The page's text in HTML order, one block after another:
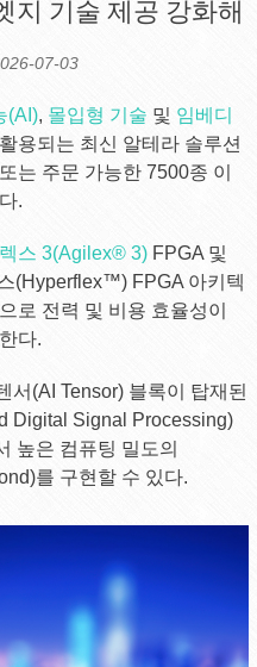
지 기술 제공 강화해
07-03
(AI), 몰입형 기술 및 임베디
용되는 최신 알테라 솔루션
는 주문 가능한 7500종 이
.
스 3(Agilex® 3)FPGA 및
(Hyperflex™) FPGA 아키텍
로 전력 및 비용 효율성이
다.
서(AI Tensor) 블록이 탑재된
Digital Signal Processing)
높은 컴퓨팅 밀도의
를 구현할 수 있다.